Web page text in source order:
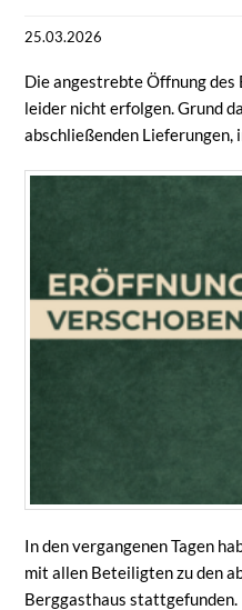
25.03.2026
Die angestrebte Öffnung
leider nicht erfolgen. Grund
abschließenden Lieferungen,
In den vergangenen Tagen
mit allen Beteiligten zu den
Berggasthaus stattgefunden.